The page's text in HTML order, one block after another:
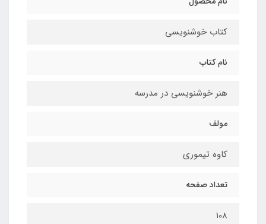
کتاب خوشنویسی
نام کتاب
هنر خوشنویسی در مدرسه
مولف
کاوه تیموری
تعداد صفحه
108